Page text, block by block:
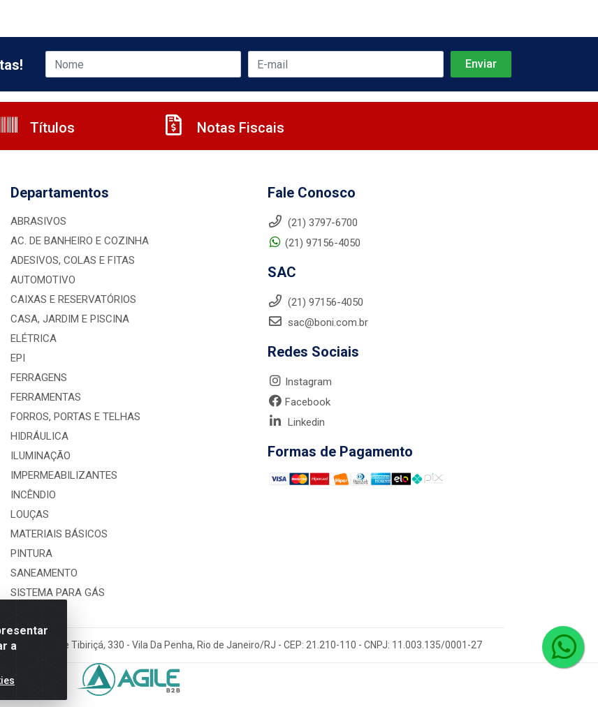
a
Títulos Notas Fiscais
Departamentos
ABRASIVOS
AC. DE BANHEIRO E COZINHA
ADESIVOS, COLAS E FITAS
AUTOMOTIVO
CAIXAS E RESERVATÓRIOS
CASA, JARDIM E PISCINA
ELÉTRICA
EPI
FERRAGENS
FERRAMENTAS
FORROS, PORTAS E TELHAS
HIDRÁULICA
ILUMINAÇÃO
IMPERMEABILIZANTES
INCÊNDIO
LOUÇAS
MATERIAIS BÁSICOS
PINTURA
SANEAMENTO
SISTEMA PARA GÁS
Fale Conosco
(21) 3797-6700
(21) 97156-4050
SAC
(21) 97156-4050
sac@boni.com.br
Redes Sociais
Instagram
Facebook
Linkedin
Formas de Pagamento
- Rua Alice Tibiriçá, 330 - Vila Da Penha, Rio de Janeiro/RJ - CEP: 21.210-110 - CNPJ: 11.003.135/0001-27